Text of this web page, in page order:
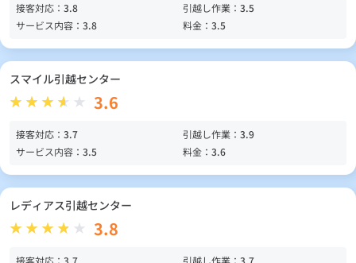
接客対応： 3.8 引越し作業： 3.5
サービス内容： 3.8 料金： 3.5
スマイル引越センター
3.6
接客対応： 3.7 引越し作業： 3.9
サービス内容： 3.5 料金： 3.6
レディアス引越センター
3.8
接客対応： 3.7 引越し作業： 3.7